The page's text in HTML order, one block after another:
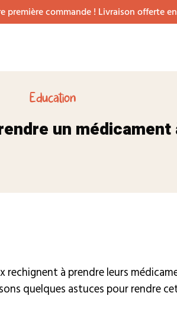
première commande ! Livraison offerte
Education
un médicament
rechignent à prendre leurs
quelques astuces pour rendre